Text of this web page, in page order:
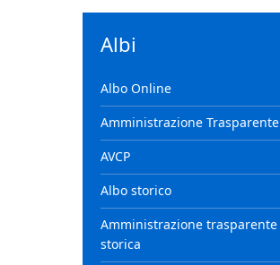
Albi
Albo Online
Amministrazione Trasparente
AVCP
Albo storico
Amministrazione trasparente
storica